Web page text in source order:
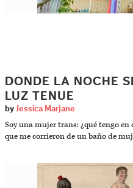
DONDE LA NOCHE
LUZ TENUE
by Jessica Marjane
Soy una mujer trans: ¿qué tengo
que me corrieron de un baño de